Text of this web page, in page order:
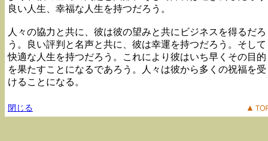
良い人生、幸福な人生を持つだろう。
人々の協力と共に、彼は彼の望みと共にビジネスを得るだろ
う。良い評判と名声と共に、彼は幸運を持つだろう。そして
快適な人生を持つだろう。これにより彼はいち早くその目的
を果たすことになるであろう。人々は彼から多くの祝福を受
けることになる。
閉じる